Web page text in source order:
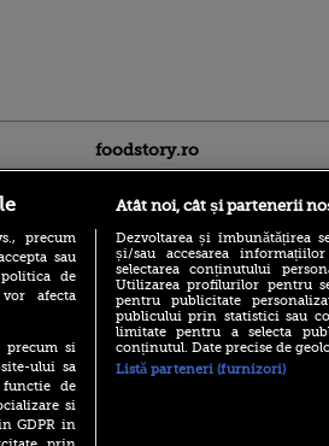
foodstory.ro
(P) Descoperă Lumea
Evenimentelor din România
cu Transilvania Events!
precum
sau
de
afecta
precum si
ului sa
de
si
GDPR in
Atât noi, cât și partenerii
Dezvoltarea și îmbunătățirea
și/sau accesarea
selectarea conținutului
Utilizarea profilurilor pentru
pentru publicitate
publicului prin statistici sau
limitate pentru a selecta
conținutul. Date precise de
Listă parteneri (furnizori)